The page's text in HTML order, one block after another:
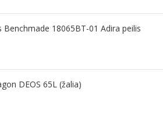
Benchmade 18065BT-01 Adira peilis
DEOS 65L (žalia)